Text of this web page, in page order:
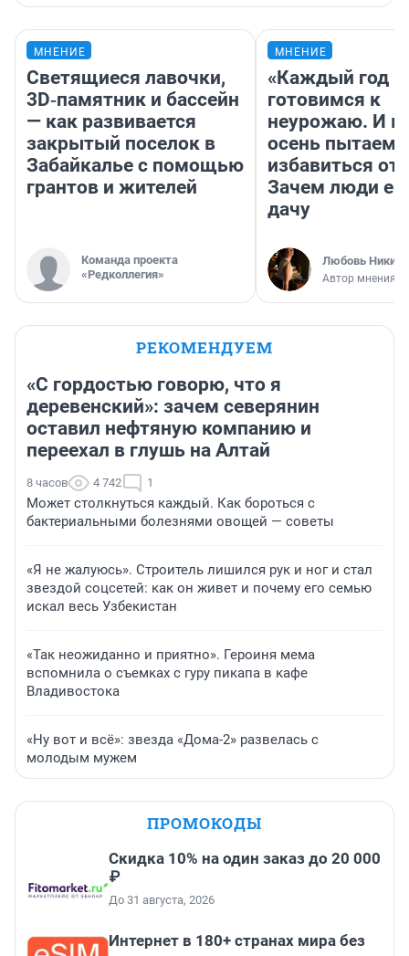
МНЕНИЕ
Светящиеся лавочки,
3D‑памятник и бассейн
— как развивается
закрытый поселок в
Забайкалье с помощью
грантов и жителей
Команда проекта
«Редколлегия»
МНЕНИЕ
«Каждый год
готовимся к
неурожаю. И
осень
избавиться от
Зачем люди
дачу
Любовь
Автор мнения
РЕКОМЕНДУЕМ
«С гордостью говорю, что я
деревенский»: зачем северянин
оставил нефтяную компанию и
переехал в глушь на Алтай
8 часов 4 742 1
Может столкнуться каждый. Как бороться с
бактериальными болезнями овощей — советы
«Я не жалуюсь». Строитель лишился рук и ног и стал
звездой соцсетей: как он живет и почему его семью
искал весь Узбекистан
«Так неожиданно и приятно». Героиня мема
вспомнила о съемках с гуру пикапа в кафе
Владивостока
«Ну вот и всё»: звезда «Дома-2» развелась с
молодым мужем
ПРОМОКОДЫ
Скидка 10% на один заказ до 20 000
₽
До 31 августа, 2026
Интернет в 180+ странах мира без